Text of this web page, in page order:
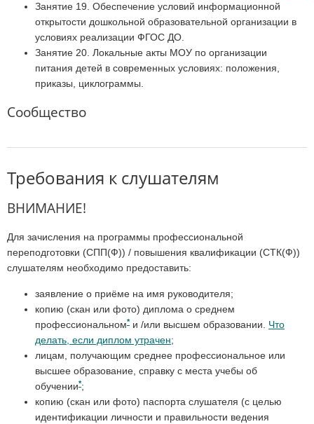
Занятие 19. Обеспечение условий информационной
открытости дошкольной образовательной организации в
условиях реализации ФГОС ДО.
Занятие 20. Локальные акты МОУ по организации
питания детей в современных условиях: положения,
приказы, циклограммы.
Сообщество
Требования к слушателям
ВНИМАНИЕ!
Для зачисления на программы профессиональной
переподготовки (СПП(Ф)) / повышения квалификации (СТК(Ф))
слушателям необходимо предоставить:
заявление о приёме на имя руководителя;
копию (скан или фото) диплома о среднем
профессиональном* и /или высшем образовании. Что
делать, если диплом утрачен;
лицам, получающим среднее профессиональное или
высшее образование, справку с места учебы об
обучении*;
копию (скан или фото) паспорта слушателя (с целью
идентификации личности и правильности ведения